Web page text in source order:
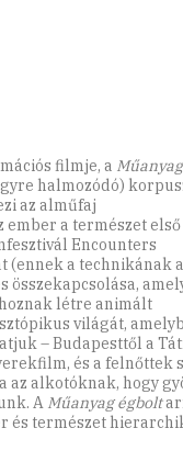
filmje, a
halmozódó)
az alműfaj
a természet első
Encounters
(ennek a technikának a
összekapcsolása,
létre animált
világát,
– Budapesttől a
és a felnőttek
az alkotóknak, hogy
A Műanyag égbolt
és természet